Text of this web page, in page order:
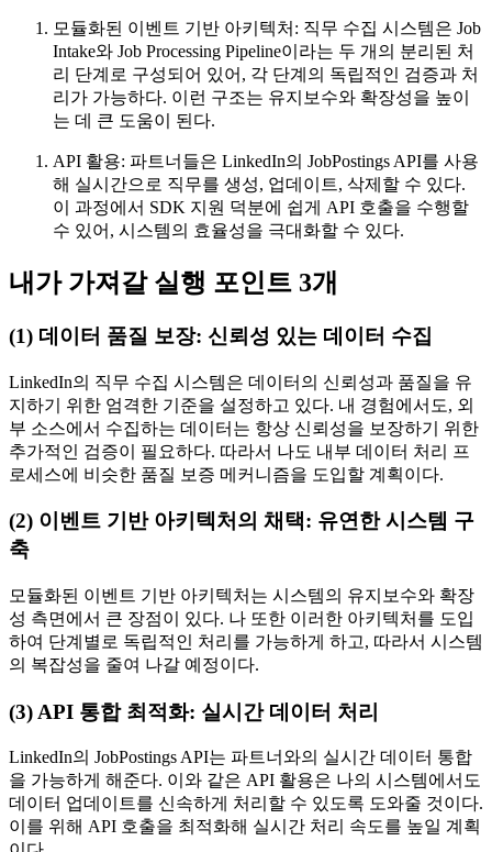
모듈화된 이벤트 기반 아키텍처: 직무 수집 시스템은 Job
Intake와 Job Processing Pipeline이라는 두 개의 분리된 처
리 단계로 구성되어 있어, 각 단계의 독립적인 검증과 처
리가 가능하다. 이런 구조는 유지보수와 확장성을 높이
는 데 큰 도움이 된다.
API 활용: 파트너들은 LinkedIn의 JobPostings API를 사용
해 실시간으로 직무를 생성, 업데이트, 삭제할 수 있다.
이 과정에서 SDK 지원 덕분에 쉽게 API 호출을 수행할
수 있어, 시스템의 효율성을 극대화할 수 있다.
내가 가져갈 실행 포인트 3개
(1) 데이터 품질 보장: 신뢰성 있는 데이터 수집
LinkedIn의 직무 수집 시스템은 데이터의 신뢰성과 품질을 유
지하기 위한 엄격한 기준을 설정하고 있다. 내 경험에서도, 외
부 소스에서 수집하는 데이터는 항상 신뢰성을 보장하기 위한
추가적인 검증이 필요하다. 따라서 나도 내부 데이터 처리 프
로세스에 비슷한 품질 보증 메커니즘을 도입할 계획이다.
(2) 이벤트 기반 아키텍처의 채택: 유연한 시스템 구
축
모듈화된 이벤트 기반 아키텍처는 시스템의 유지보수와 확장
성 측면에서 큰 장점이 있다. 나 또한 이러한 아키텍처를 도입
하여 단계별로 독립적인 처리를 가능하게 하고, 따라서 시스템
의 복잡성을 줄여 나갈 예정이다.
(3) API 통합 최적화: 실시간 데이터 처리
LinkedIn의 JobPostings API는 파트너와의 실시간 데이터 통합
을 가능하게 해준다. 이와 같은 API 활용은 나의 시스템에서도
데이터 업데이트를 신속하게 처리할 수 있도록 도와줄 것이다.
이를 위해 API 호출을 최적화해 실시간 처리 속도를 높일 계획